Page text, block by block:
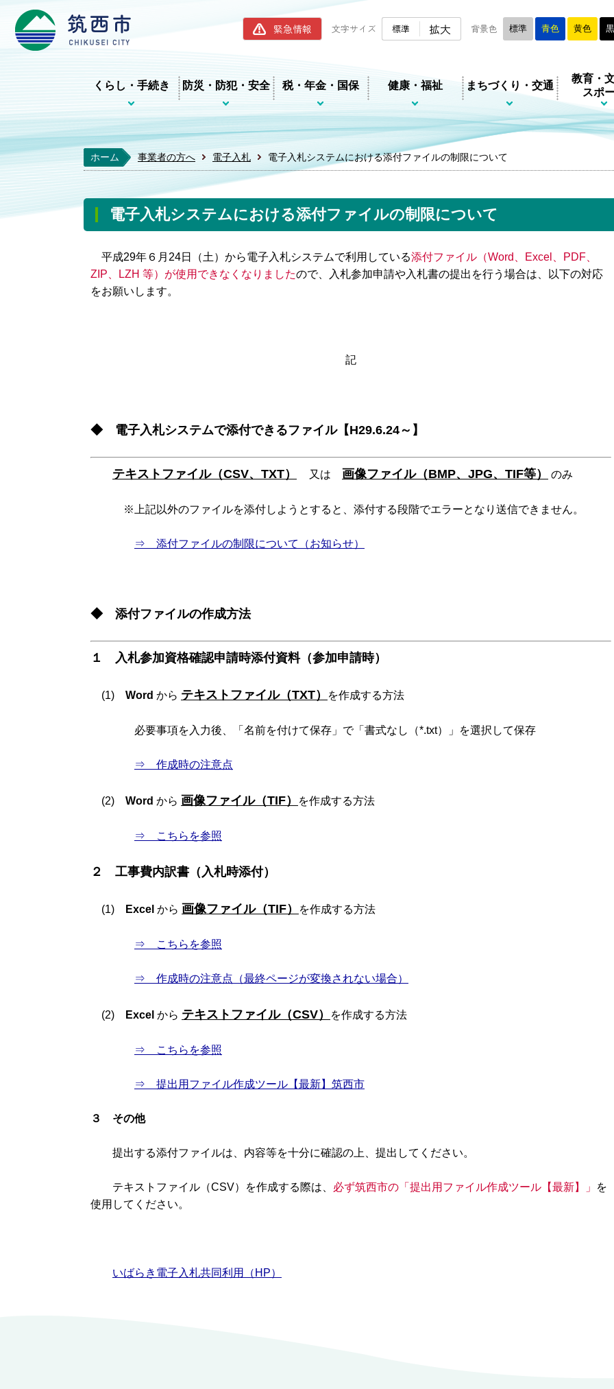
筑西市ホームページ
緊急情報 文字サイズ 標準 拡大 背景色 標準 青色 黄色
くらし・手続き 防災・防犯・安全 税・年金・国保 健康・福祉 まちづくり・交通
教育・
スポ
ホーム 事業者の方へ 電子入札 電子入札システムにおける添付ファイルの制限について
電子入札システムにおける添付ファイルの制限について
平成29年６月24日（土）から電子入札システムで利用している添付ファイル（Word、Excel、PDF、
ZIP、LZH 等）が使用できなくなりましたので、入札参加申請や入札書の提出を行う場合は、以下の対応
をお願いします。
記
◆ 電子入札システムで添付できるファイル【H29.6.24～】
テキストファイル（CSV、TXT） 又は 画像ファイル（BMP、JPG、TIF等） のみ
※上記以外のファイルを添付しようとすると、添付する段階でエラーとなり送信できません。
⇒ 添付ファイルの制限について（お知らせ）
◆ 添付ファイルの作成方法
１ 入札参加資格確認申請時添付資料（参加申請時）
(1) Word から テキストファイル（TXT） を作成する方法
必要事項を入力後、「名前を付けて保存」で「書式なし（*.txt）」を選択して保存
⇒ 作成時の注意点
(2) Word から 画像ファイル（TIF） を作成する方法
⇒ こちらを参照
２ 工事費内訳書（入札時添付）
(1) Excel から 画像ファイル（TIF） を作成する方法
⇒ こちらを参照
⇒ 作成時の注意点（最終ページが変換されない場合）
(2) Excel から テキストファイル（CSV） を作成する方法
⇒ こちらを参照
⇒ 提出用ファイル作成ツール【最新】筑西市
３ その他
提出する添付ファイルは、内容等を十分に確認の上、提出してください。
テキストファイル（CSV）を作成する際は、 必ず筑西市の「提出用ファイル作成ツール【最新】」
を
使用してください。
いばらき電子入札共同利用（HP）